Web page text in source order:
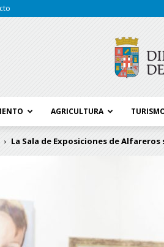
AGRICULTURA
La Sala de Exposiciones de